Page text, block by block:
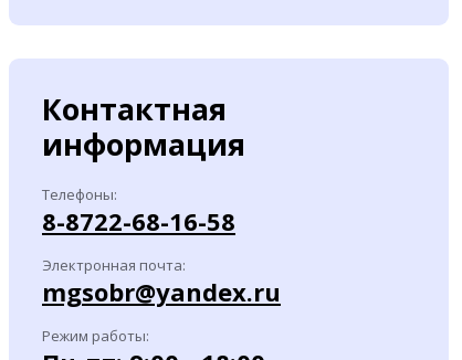
Контактная
информация
Телефоны:
8-8722-68-16-58
Электронная почта:
mgsobr@yandex.ru
Режим работы: